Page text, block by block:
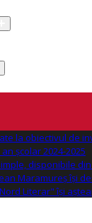
obiectivul de
școlar 2024-2025
disponibile
Maramureș își
Literar" își